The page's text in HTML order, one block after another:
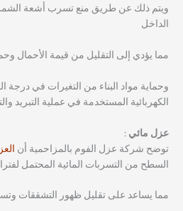
ويتم ذلك عن طريق منع تسرب أشعة
الداخل
مما يؤدي إلى التقليل من قيمة الأحمال
وحماية مواد البناء من التغيرات في درجة
الكهربائية المستخدمة في عملية التبريد
عزل مائي :
توضح شركة عزل الفوم بالمزاحمية أن
السطح من التسربات المائية المحتمل
مما يساعد على تقليل ظهور التشققات